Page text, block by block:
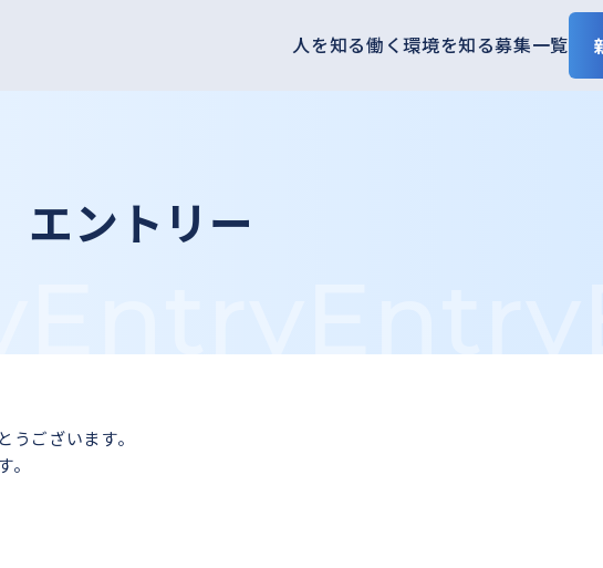
人を知る働く環境を知る募集一覧
エントリー
EntryEntry
ございます。